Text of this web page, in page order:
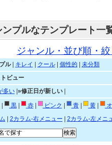
ンプルなテンプレート一
ジャンル・並び順・
ル| キレイ クール| 個性的
未分類
ビュー
多い| »修正日が新しい|
黒| 赤| ピンク 青| 黄|
2カラム-右メニュー
2カラム-左メニ